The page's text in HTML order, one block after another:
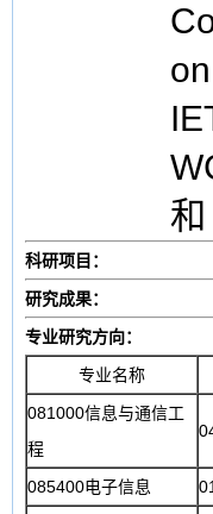
和
科研项目：
研究成果：
专业研究方向：
专业名称
081000信息与通信工
程
085400电子信息